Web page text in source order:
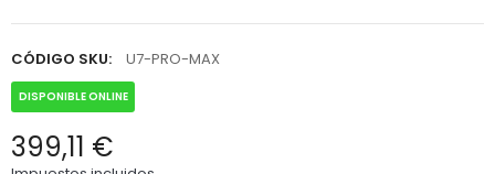
CÓDIGO SKU: U7-PRO-MAX
DISPONIBLE ONLINE
399,11 €